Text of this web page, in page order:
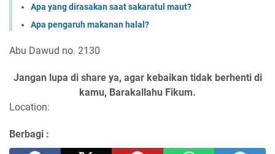
Apa yang dirasakan saat sakaratul maut?
Apa pengaruh makanan halal?
Abu Dawud no. 2130
Jangan lupa di share ya, agar kebaikan tidak berhenti di
kamu, Barakallahu Fikum.
Location:
Berbagi :